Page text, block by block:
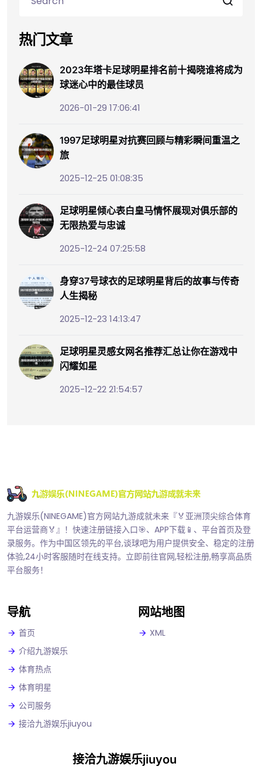
热门文章
2023年塔卡足球明星排名前十揭晓谁将成为
球迷心中的最佳球员
2026-01-29 17:06:41
1997足球明星对抗赛回顾与精彩瞬间重温之
旅
2025-12-25 01:08:35
足球明星倾心表白皇马情怀展现对俱乐部的
无限热爱与忠诚
2025-12-24 07:25:58
身穿37号球衣的足球明星背后的故事与传奇
人生揭秘
2025-12-23 14:13:47
足球明星灵感女网名推荐汇总让你在游戏中
闪耀如星
2025-12-22 21:54:57
九游娱乐(NINEGAME)官方网站九游成就未来『🏅亚洲顶尖综合体育
平台运营商🏅』！快速注册链接入口🎯、APP下载📱、平台首页及登
录服务。作为中国区领先的平台,谈球吧为用户提供安全、稳定的注册
体验,24小时客服随时在线支持。立即前往官网,轻松注册,畅享高品质
平台服务！
导航
首页
介绍九游娱乐
体育热点
体育明星
公司服务
接洽九游娱乐jiuyou
网站地图
XML
接洽九游娱乐jiuyou